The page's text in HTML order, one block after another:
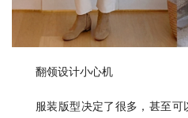
翻领设计小心机
服装版型决定了很多，甚至